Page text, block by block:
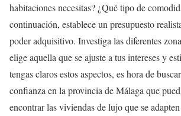
habitaciones necesitas? ¿Qué tipo de
continuación, establece un presupuesto
poder adquisitivo. Investiga las diferentes
elige aquella que se ajuste a tus intereses y
tengas claros estos aspectos, es hora de
confianza en la provincia de Málaga que
encontrar las viviendas de lujo que se